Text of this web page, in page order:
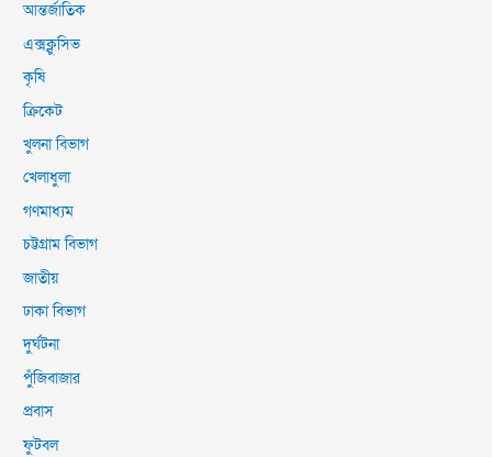
আন্তর্জাতিক
এক্সক্লুসিভ
কৃষি
ক্রিকেট
খুলনা বিভাগ
খেলাধুলা
গণমাধ্যম
চট্টগ্রাম বিভাগ
জাতীয়
ঢাকা বিভাগ
দুর্ঘটনা
পুঁজিবাজার
প্রবাস
ফুটবল